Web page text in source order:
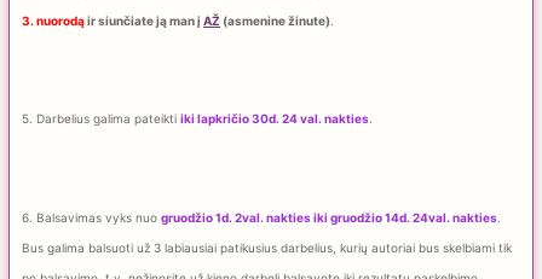
3. nuorodąir siunčiate ją man į AŽ (asmenine žinute)
5. Darbelius galima pateikti iki lapkričio 30d. 24 val. nakties
6. Balsavimas vyks nuo gruodžio 1d. 2val. nakties iki gruodžio 14d. 24val. nakties
Bus galima balsuoti už 3 labiausiai patikusius darbelius, kurių autoriai bus skelbiami tik